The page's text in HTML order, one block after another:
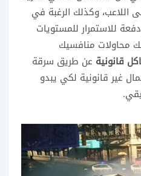
وكذلك الرغبة في
للاستمرار للمستويات
محاولات منافسيك
قانونية عن طريق سرقة
غير قانونية لكي يبدو